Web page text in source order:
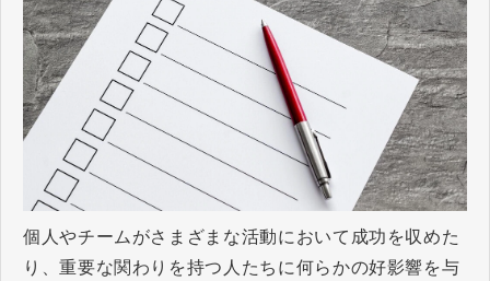
個人やチームがさまざまな活動において成功を収めた
り、重要な関わりを持つ人たちに何らかの好影響を与